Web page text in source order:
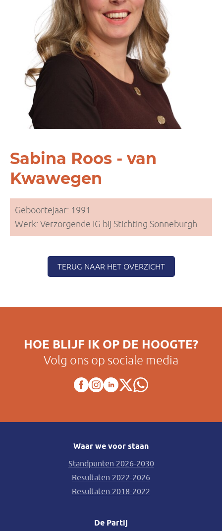
Sabina Roos - van
Kwawegen
Geboortejaar: 1991
Werk: Verzorgende IG bij Stichting Sonneburgh
TERUG NAAR HET OVERZICHT
HOE BLIJF IK OP DE HOOGTE?
Volg ons op sociale media
Waar we voor staan
Standpunten 2026-2030
Resultaten 2022-2026
Resultaten 2018-2022
De Partij